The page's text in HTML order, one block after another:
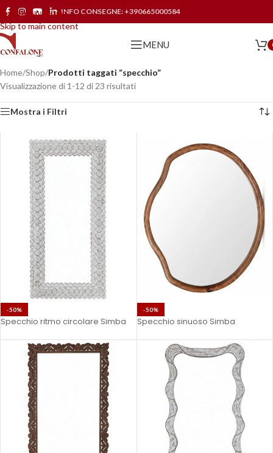
Skip to navigation
Skip to main content
INFO CONSEGNE: +390665000584
MENU
Home/Shop/Prodotti taggati “specchio”
Visualizzazione di 1-12 di 23 risultati
Mostra i Filtri
-50%
Specchio ritmo circolare Simba
-50%
Specchio sinuoso Simba